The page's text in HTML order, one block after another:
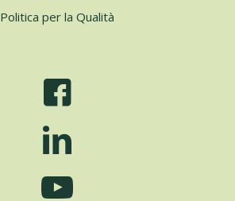
Politica per la Qualità